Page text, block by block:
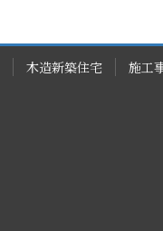
木造新築住宅 施工